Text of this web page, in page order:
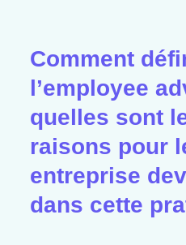
Comment
l’employee
quelles sont
raisons pour
entreprise
dans cette